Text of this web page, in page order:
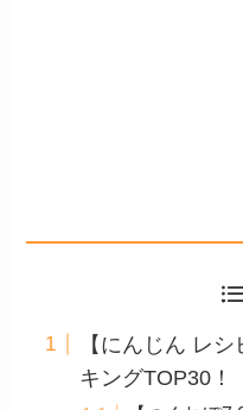
【にんじん レ
キングTOP30！